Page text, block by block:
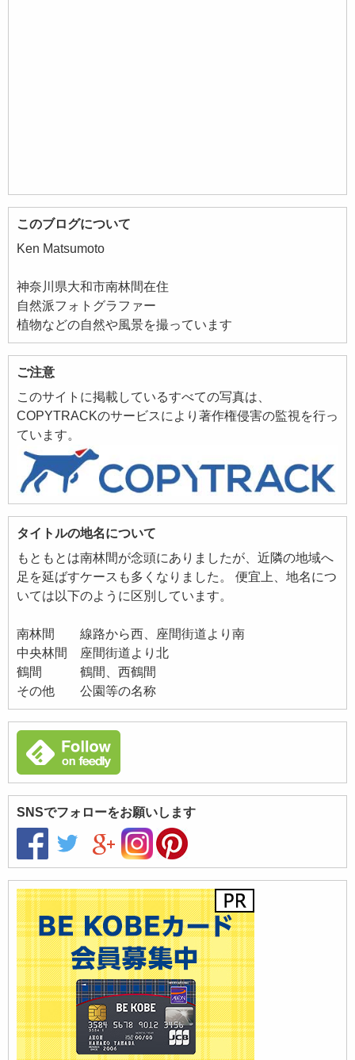
このブログについて
Ken Matsumoto
神奈川県大和市南林間在住
自然派フォトグラファー
植物などの自然や風景を撮っています
ご注意
このサイトに掲載しているすべての写真は、
COPYTRACKのサービスにより著作権侵害の監視を行っ
ています。
タイトルの地名について
もともとは南林間が念頭にありましたが、近隣の地域へ
足を延ばすケースも多くなりました。 便宜上、地名につ
いては以下のように区別しています。
南林間 線路から西、座間街道より南
中央林間 座間街道より北
鶴間 鶴間、西鶴間
その他 公園等の名称
SNSでフォローをお願いします